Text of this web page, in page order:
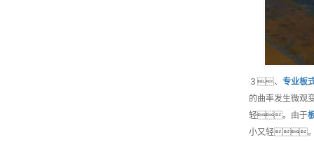
３、 专业板
的曲率发生微
轻。由于
小又轻